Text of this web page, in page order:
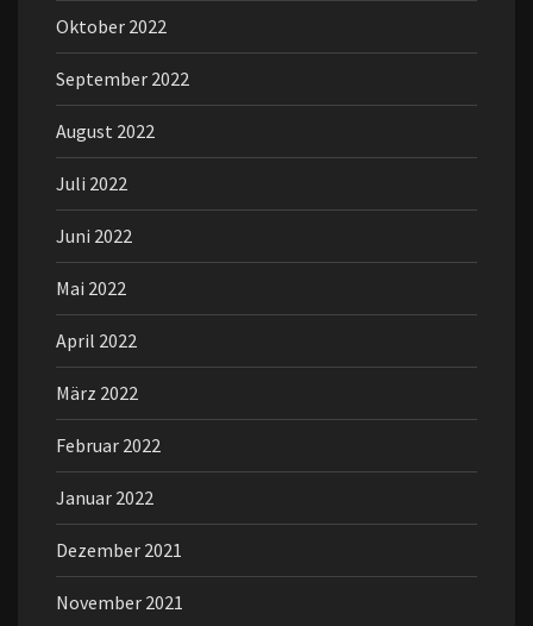
Oktober 2022
September 2022
August 2022
Juli 2022
Juni 2022
Mai 2022
April 2022
März 2022
Februar 2022
Januar 2022
Dezember 2021
November 2021